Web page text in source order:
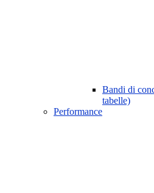
Bandi di
tabelle)
Performance